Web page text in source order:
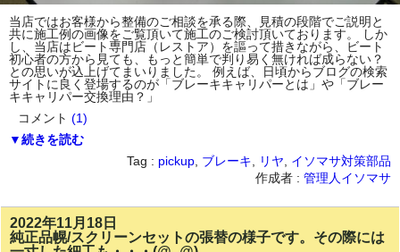
当店ではお客様から整備のご相談を承る際、見積の段階でご説明と
共に施工例の画像をご覧頂いて施工のご検討頂いております。 しか
し、当店はビート専門店（レストア）を謳って措きながら、ビート
初心者の方から見ても、もっと簡単で判り易く無ければ成らない？
との思いが込上げてまいりました。 例えば、日頃からブログの検索
サイトに良く登場するのが「ブレーキキャリパーとは」や「ブレー
キキャリパー交換理由？」
コメント (1)
▼続きを読む
Tag : pickup ブレーキ リヤ
イソマサ対策部品
作成者 : 管理人イソマサ
2022年11月18日
純正品幌/スクリーンセットの張替の様子です。その際には